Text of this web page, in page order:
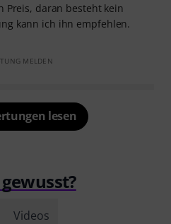
Preis, daran besteht kein
kann ich ihn empfehlen.
MELDEN
lesen
Videos